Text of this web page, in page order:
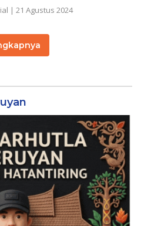
| 21 Agustus 2024